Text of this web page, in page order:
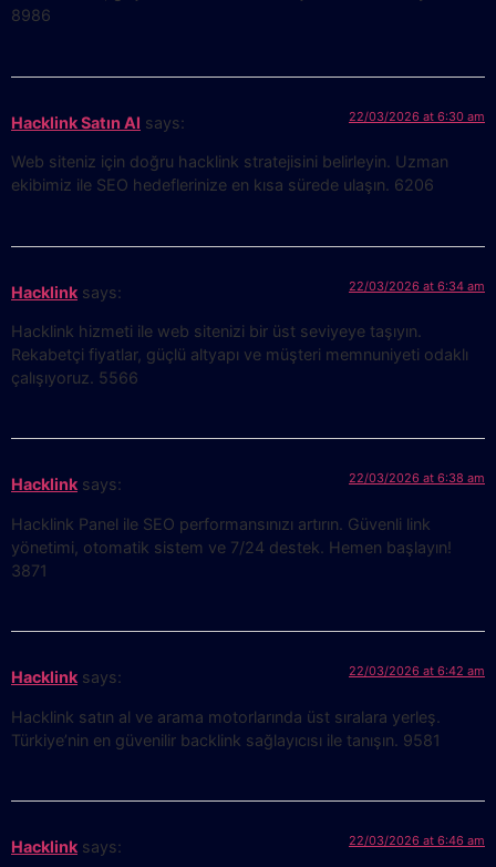
8986
Hacklink Satın Al says: 22/03/2026 at 6:30 am
Web siteniz için doğru hacklink stratejisini belirleyin. Uzman
ekibimiz ile SEO hedeflerinize en kısa sürede ulaşın. 6206
Hacklink says: 22/03/2026 at 6:34 am
Hacklink hizmeti ile web sitenizi bir üst seviyeye taşıyın.
Rekabetçi fiyatlar, güçlü altyapı ve müşteri memnuniyeti odaklı
çalışıyoruz. 5566
Hacklink says: 22/03/2026 at 6:38 am
Hacklink Panel ile SEO performansınızı artırın. Güvenli link
yönetimi, otomatik sistem ve 7/24 destek. Hemen başlayın!
3871
Hacklink says: 22/03/2026 at 6:42 am
Hacklink satın al ve arama motorlarında üst sıralara yerleş.
Türkiye’nin en güvenilir backlink sağlayıcısı ile tanışın. 9581
Hacklink says: 22/03/2026 at 6:46 am